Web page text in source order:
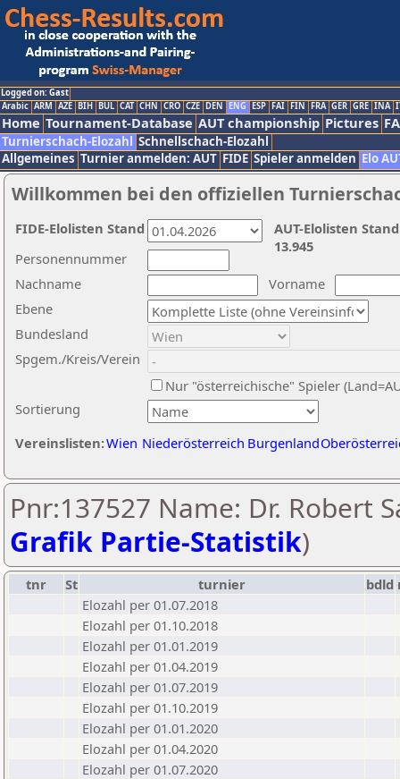
Logged on: Gast
Arabic ARM AZE BIH BUL CAT CHN CRO CZE DEN ENG ESP FAI FIN FRA GER GRE INA
Home Tournament-Database AUT championship Pictures
Turnierschach-Elozahl Schnellschach-Elozahl
Allgemeines Turnier anmelden: AUT FIDE Spieler anmelden Elo
Willkommen bei den offiziellen
Nachname
Vorname
Ebene
Sortierung
Personennummer
Bundesland
Spgem./Kreis/Verein
Nur "österreichische" Spieler
Vereinslisten:Wien Niederösterreich Burgenland
AUT-Elolisten
13.945
FIDE-Elolisten Stand
Pnr:137527 Name: Dr. Robert
Grafik Partie-Statistik)
tnr St turnier bdld
Elozahl per 01.07.2018
Elozahl per 01.10.2018
Elozahl per 01.01.2019
Elozahl per 01.04.2019
Elozahl per 01.07.2019
Elozahl per 01.10.2019
Elozahl per 01.01.2020
Elozahl per 01.04.2020
Elozahl per 01.07.2020